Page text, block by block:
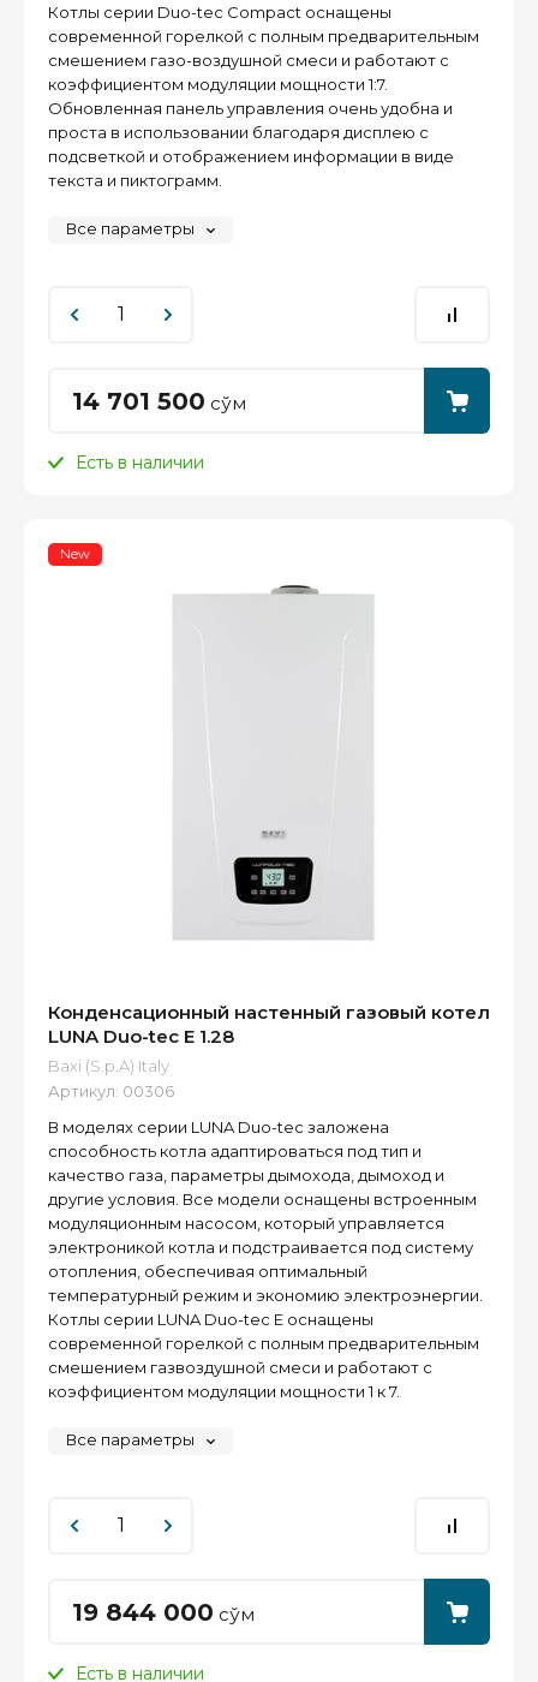
Котлы серии Duo-tec Compact оснащены
современной горелкой с полным предварительным
смешением газо-воздушной смеси и работают с
коэффициентом модуляции мощности 1:7.
Обновленная панель управления очень удобна и
проста в использовании благодаря дисплею с
подсветкой и отображением информации в виде
текста и пиктограмм.
Все параметры
14 701 500 сўм
Есть в наличии
New
Конденсационный настенный газовый котел
LUNA Duo-tec E 1.28
Baxi (S.p.A) Italy
Артикул: 00306
В моделях серии LUNA Duo-tec заложена
способность котла адаптироваться под тип и
качество газа, параметры дымохода, дымоход и
другие условия. Все модели оснащены встроенным
модуляционным насосом, который управляется
электроникой котла и подстраивается под систему
отопления, обеспечивая оптимальный
температурный режим и экономию электроэнергии.
Котлы серии LUNA Duo-tec E оснащены
современной горелкой с полным предварительным
смешением газвоздушной смеси и работают с
коэффициентом модуляции мощности 1 к 7.
Все параметры
19 844 000 сўм
Есть в наличии